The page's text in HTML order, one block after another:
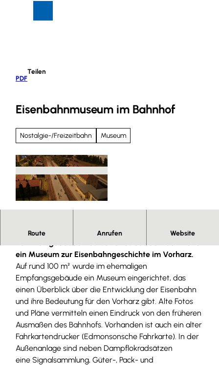
PDF
Teilen
Eisenbahnmuseum im Bahnhof
Nostalgie-/Freizeitbahn Museum
Route Anrufen Website
Stilecht befindet sich im ältesten noch erhaltenen
ein Museum zur Eisenbahngeschichte im Vorharz.
Auf rund 100 m² wurde im ehemaligen
Empfangsgebäude ein Museum eingerichtet, das
einen Überblick über die Entwicklung der Eisenbahn
und ihre Bedeutung für den Vorharz gibt. Alte Fotos
und Pläne vermitteln einen Eindruck von den früheren
Ausmaßen des Bahnhofs. Vorhanden ist auch ein alter
Fahrkartendrucker (Edmonsonsche Fahrkarte). In der
Außenanlage sind neben Dampflokradsätzen
eine Signalsammlung, Güter-, Pack- und